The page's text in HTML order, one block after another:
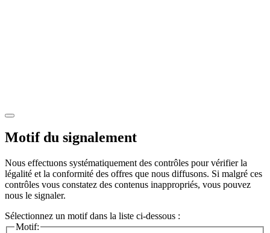
Motif du signalement
Nous effectuons systématiquement des contrôles pour vérifier la
légalité et la conformité des offres que nous diffusons. Si malgré ces
contrôles vous constatez des contenus inappropriés, vous pouvez
nous le signaler.
Sélectionnez un motif dans la liste ci-dessous :
Motif: